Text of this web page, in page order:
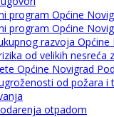
program Općine
program Općine
razvoja
od velikih nesreća
Općine Novigrad
od požara i
otpadom